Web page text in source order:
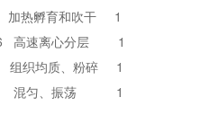
加热孵育和吹干     1
高速离心分层        1
组织均质、粉碎     1
混匀、振荡           1